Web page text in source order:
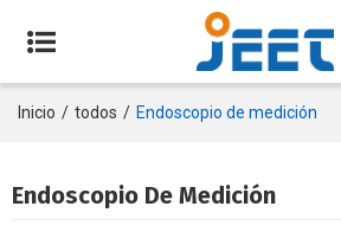
Inicio / todos / Endoscopio de medición
Endoscopio De Medición